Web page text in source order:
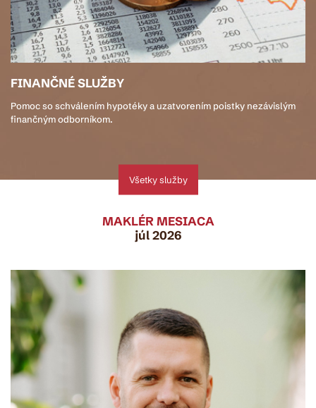
FINANČNÉ SLUŽBY
Pomoc so schválením hypotéky a uzatvorením poistky nezávislým
finančným odborníkom.
Všetky služby
MAKLÉR MESIACA
júl 2026